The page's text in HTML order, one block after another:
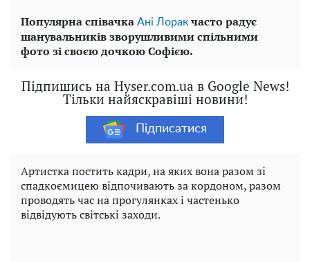
Популярна співачка Ані Лорак часто радує
шанувальників зворушливими спільними
фото зі своєю дочкою Софією.
Підпишись на Hyser.com.ua в Google News!
Тільки найяскравіші новини!
Підписатися
Артистка постить кадри, на яких вона разом зі
спадкоємицею відпочивають за кордоном, разом
проводять час на прогулянках і частенько
відвідують світські заходи.